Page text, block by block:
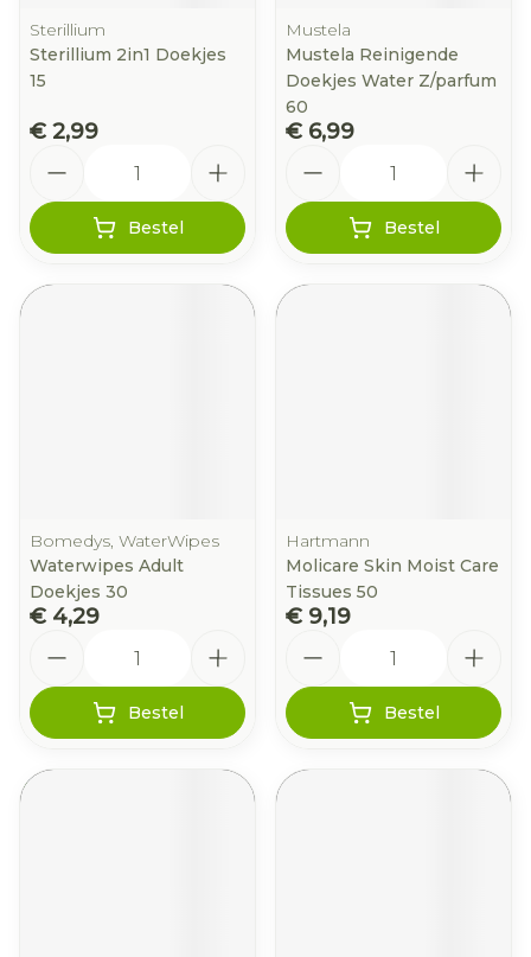
Sterillium
Sterillium 2in1 Doekjes
15
€ 2,99
Bestel
Mustela
Mustela Reinigende
Doekjes Water Z/parfum
60
€ 6,99
Bestel
Bomedys, WaterWipes
Waterwipes Adult
Doekjes 30
€ 4,29
Bestel
Hartmann
Molicare Skin Moist Care
Tissues 50
€ 9,19
Bestel